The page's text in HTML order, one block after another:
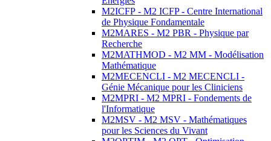
M2ICFP - M2 ICFP - Centre International
de Physique Fondamentale
M2MARES - M2 PBR - Physique par
Recherche
M2MATHMOD - M2 MM - Modélisation
Mathématique
M2MECENCLI - M2 MECENCLI -
Génie Mécanique pour les Cliniciens
M2MPRI - M2 MPRI - Fondements de
l'Informatique
M2MSV - M2 MSV - Mathématiques
pour les Sciences du Vivant